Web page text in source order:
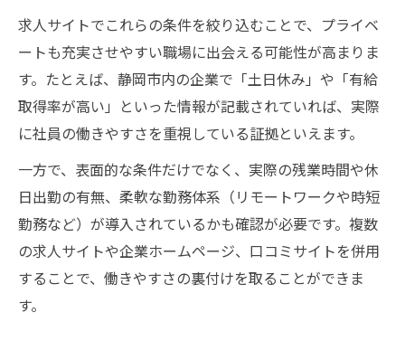
求人サイトでこれらの条件を絞り込むことで、プライベ
ートも充実させやすい職場に出会える可能性が高まりま
す。たとえば、静岡市内の企業で「土日休み」や「有給
取得率が高い」といった情報が記載されていれば、実際
に社員の働きやすさを重視している証拠といえます。
一方で、表面的な条件だけでなく、実際の残業時間や休
日出勤の有無、柔軟な勤務体系（リモートワークや時短
勤務など）が導入されているかも確認が必要です。複数
の求人サイトや企業ホームページ、口コミサイトを併用
することで、働きやすさの裏付けを取ることができま
す。